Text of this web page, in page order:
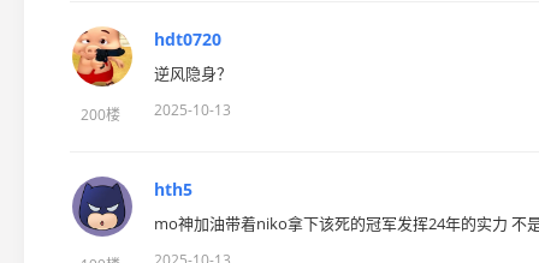
200楼
hdt0720
逆风隐身？
2025-10-13
hth5
mo神加油带着niko拿下该死的冠军发挥24年的实力